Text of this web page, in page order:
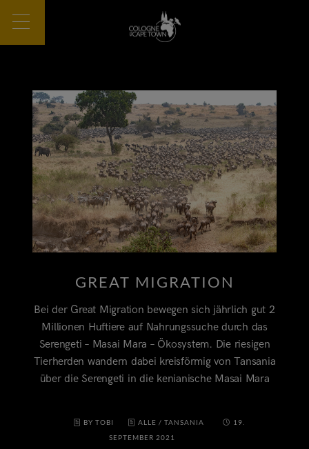
GREAT MIGRATION
Bei der Great Migration bewegen sich jährlich gut 2
Millionen Huftiere auf Nahrungssuche durch das
Serengeti – Masai Mara – Ökosystem. Die riesigen
Tierherden wandern dabei kreisförmig von Tansania
über die Serengeti in die kenianische Masai Mara
BY TOBI ALLE / TANSANIA
19.
SEPTEMBER 2021